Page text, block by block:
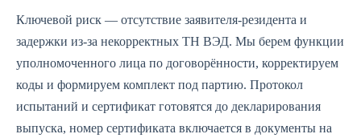
Ключевой риск — отсутствие заявителя‑резидента и
задержки из‑за некорректных ТН ВЭД. Мы берем функции
уполномоченного лица по договорённости, корректируем
коды и формируем комплект под партию. Протокол
испытаний и сертификат готовятся до декларирования
выпуска, номер сертификата включается в документы на